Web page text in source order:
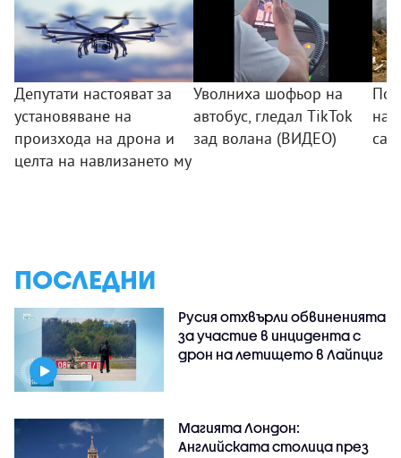
Депутати настояват за
установяване на
произхода на дрона и
целта на навлизането му
Уволниха шофьор на
автобус, гледал TikTok
зад волана (ВИДЕО)
на
са
ПОСЛЕДНИ
Русия отхвърли обвиненията
за участие в инцидента с
дрон на летището в Лайпциг
Магията Лондон:
Английската столица през